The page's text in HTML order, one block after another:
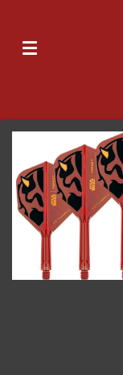
naar